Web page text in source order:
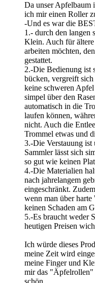
Da unser Apfelbaum
ich mir einen Roller
-Und es war die
1.- durch den langen
Klein. Auch für ältere
arbeiten möchten,
gestattet.
2.-Die Bedienung ist
bücken, vergreift
keine schweren
simpel über den
automatisch in die
laufen können,
nicht. Auch die
Trommel etwas und
3.-Die Verstauung
Sammler lässt sich
so gut wie keinen
4.-Die Materialien
nach jahrelangem
eingeschränkt.
wenn man über harte
keinen Schaden am
5.-Es braucht weder
heutigen Preisen
Ich würde dieses
meine Zeit wird
meine Finger und
mir das "Äpfelrollen"